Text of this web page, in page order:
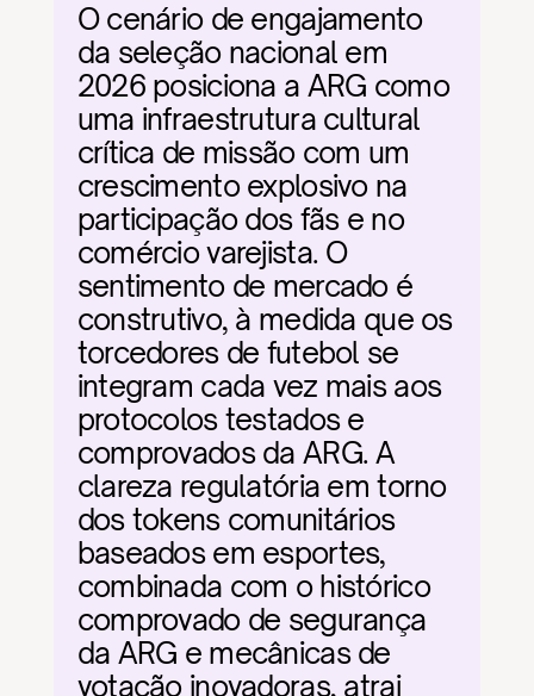
O cenário de engajamento
da seleção nacional em
2026 posiciona a ARG como
uma infraestrutura cultural
crítica de missão com um
crescimento explosivo na
participação dos fãs e no
comércio varejista. O
sentimento de mercado é
construtivo, à medida que os
torcedores de futebol se
integram cada vez mais aos
protocolos testados e
comprovados da ARG. A
clareza regulatória em torno
dos tokens comunitários
baseados em esportes,
combinada com o histórico
comprovado de segurança
da ARG e mecânicas de
votação inovadoras, atrai